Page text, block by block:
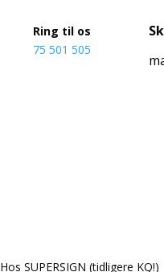
Ring til os
75 501 505
Hos SUPERSIGN (tidligere KQ!)